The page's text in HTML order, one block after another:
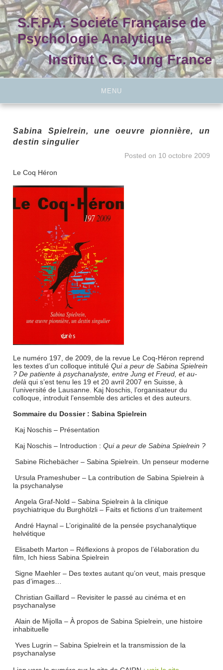
Skip
to
contentS.F.P.A. Société Française de
Psychologie Analytique
Institut C.G. Jung France
MENU
Sabina Spielrein, une oeuvre pionnière, un
destin singulier
Posted on 10 octobre 2009
Le Coq Héron
Le numéro 197, de 2009, de la revue Le Coq-Héron reprend
les textes d’un colloque intituléQui a peur de Sabina Spielrein
? De patiente à psychanalyste, entre Jung et Freud, et au-
delà qui s’est tenu les 19 et 20 avril 2007 en Suisse, à
l’université de Lausanne. Kaj Noschis, l’organisateur du
colloque, introduit l’ensemble des articles et des auteurs.
Sommaire du Dossier : Sabina Spielrein
Kaj Noschis – Présentation
Kaj Noschis – Introduction :Qui a peur de Sabina Spielrein ?
Sabine Richebächer – Sabina Spielrein. Un penseur moderne
Ursula Prameshuber – La contribution de Sabina Spielrein à
la psychanalyse
Angela Graf-Nold – Sabina Spielrein à la clinique
psychiatrique du Burghölzli – Faits et fictions d’un traitement
André Haynal – L’originalité de la pensée psychanalytique
helvétique
Elisabeth Marton – Réflexions à propos de l’élaboration du
film, Ich hiess Sabina Spielrein
Signe Maehler – Des textes autant qu’on veut, mais presque
pas d’images…
Christian Gaillard – Revisiter le passé au cinéma et en
psychanalyse
Alain de Mijolla – À propos de Sabina Spielrein, une histoire
inhabituelle
Yves Lugrin – Sabina Spielrein et la transmission de la
psychanalyse